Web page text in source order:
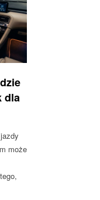
dla
może